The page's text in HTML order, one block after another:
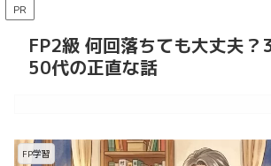
PR
FP2級 何回落ちても大丈夫？
50代の正直な話
FP学習